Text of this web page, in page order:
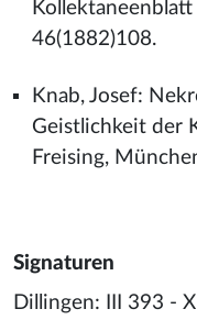
46(1882)108.
Knab, Josef:
Geistlichkeit der
Freising,
Signaturen
Dillingen: III 393 -